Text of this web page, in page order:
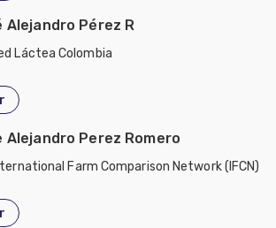
Alejandro Pérez R
Láctea Colombia
Alejandro Perez Romero
Farm Comparison Network (IFCN)